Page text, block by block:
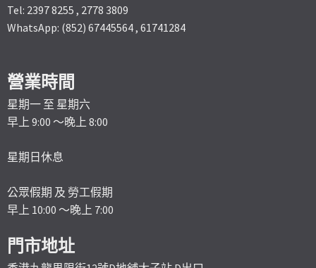
Tel: 2397 8255 , 2778 3809
WhatsApp: (852) 67445564 , 61741284
營業時間
星期一 至 星期六
早上 9:00 ～晚上 8:00
星期日休息
公眾假期 及 勞工假期
早上 10:00 ～晚上 7:00
門市地址